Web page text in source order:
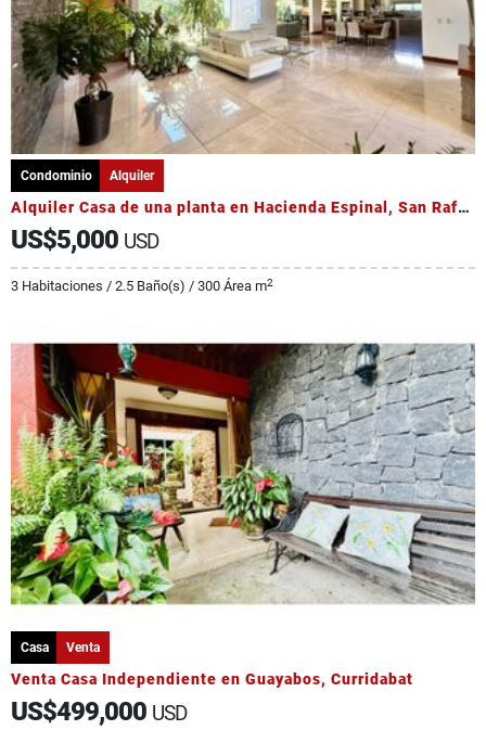
Condominio Alquiler
Alquiler Casa de una planta en Hacienda Espinal, San Rafael, Alajuela
US$5,000 USD
3 Habitaciones / 2.5 Baño(s) / 300 Área m2
Casa Venta
Venta Casa Independiente en Guayabos, Curridabat
US$499,000 USD